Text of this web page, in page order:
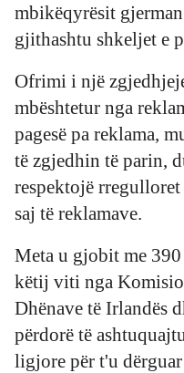
mbikëqyrësit
gjithashtu shkeljet e
Ofrimi i një
mbështetur nga
pagesë pa reklama,
të zgjedhin të parin,
respektojë
saj të reklamave.
Meta u gjobit me
këtij viti nga
Dhënave të Irlandës
përdorë të
ligjore për t'u